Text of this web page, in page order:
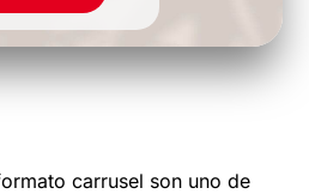
carrusel son uno de